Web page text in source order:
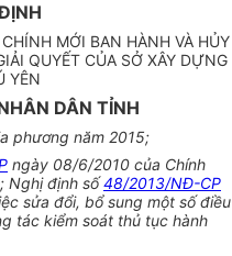
MỚI BAN HÀNH VÀ HỦY
QUYẾT CỦA SỞ XÂY DỰNG
YÊN
DÂN TỈNH
phương năm 2015;
ngày 08/6/2010 của Chính
Nghị định số48/2013/NĐ-CP
sửa đổi, bổ sung một số điều
tác kiểm soát thủ tục hành